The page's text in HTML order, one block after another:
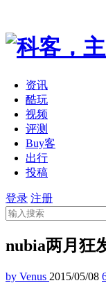
资讯
酷玩
视频
评测
Buy客
出行
投稿
登录 注册
nubia两月狂
by Venus 2015/05/08